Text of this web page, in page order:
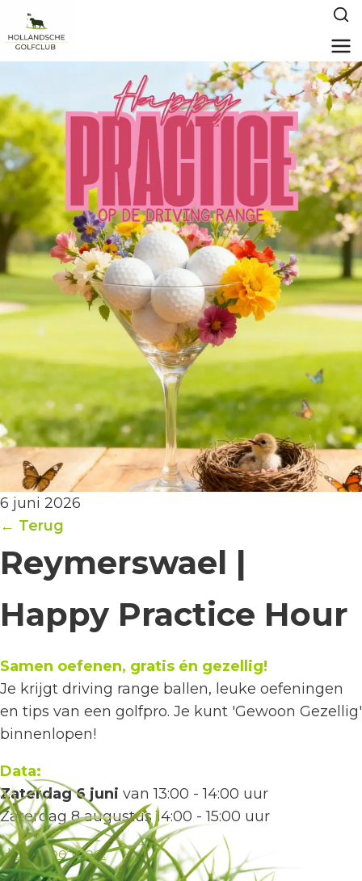
6 juni 2026
← Terug
Reymerswael |
Happy Practice Hour
Samen oefenen, gratis én gezellig!
Je krijgt driving range ballen, leuke oefeningen
en tips van een golfpro. Je kunt 'Gewoon Gezellig'
binnenlopen!
Data:
Zaterdag 6 juni van 13:00 - 14:00 uur
Zaterdag 8 augustus 14:00 - 15:00 uur
HGC Doe Mee!